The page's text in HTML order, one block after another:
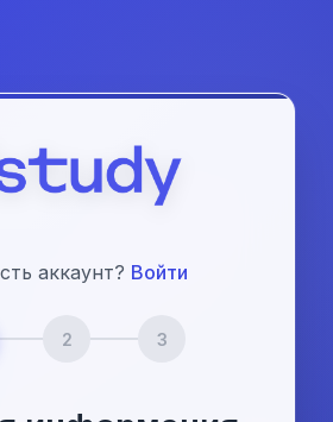
аккаунт? Войти
2 3